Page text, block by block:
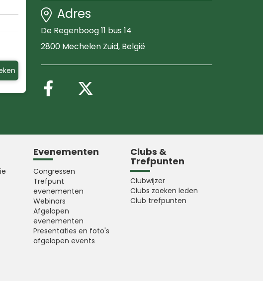
Adres
De Regenboog 11 bus 14
2800 Mechelen Zuid, België
Volg ons op Facebook
Evenementen
Congressen
Trefpunt
evenementen
Webinars
Afgelopen
evenementen
Presentaties en foto's
afgelopen events
Clubs &
Trefpunten
Clubwijzer
Clubs zoeken leden
Club trefpunten